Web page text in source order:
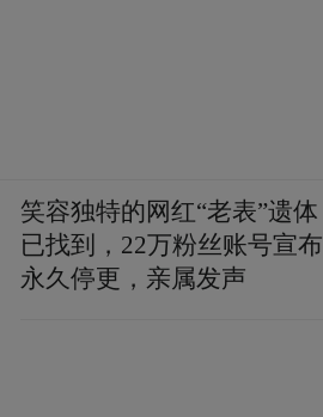
笑容独特的网红“老表”遗体
已找到，22万粉丝账号宣布
永久停更，亲属发声